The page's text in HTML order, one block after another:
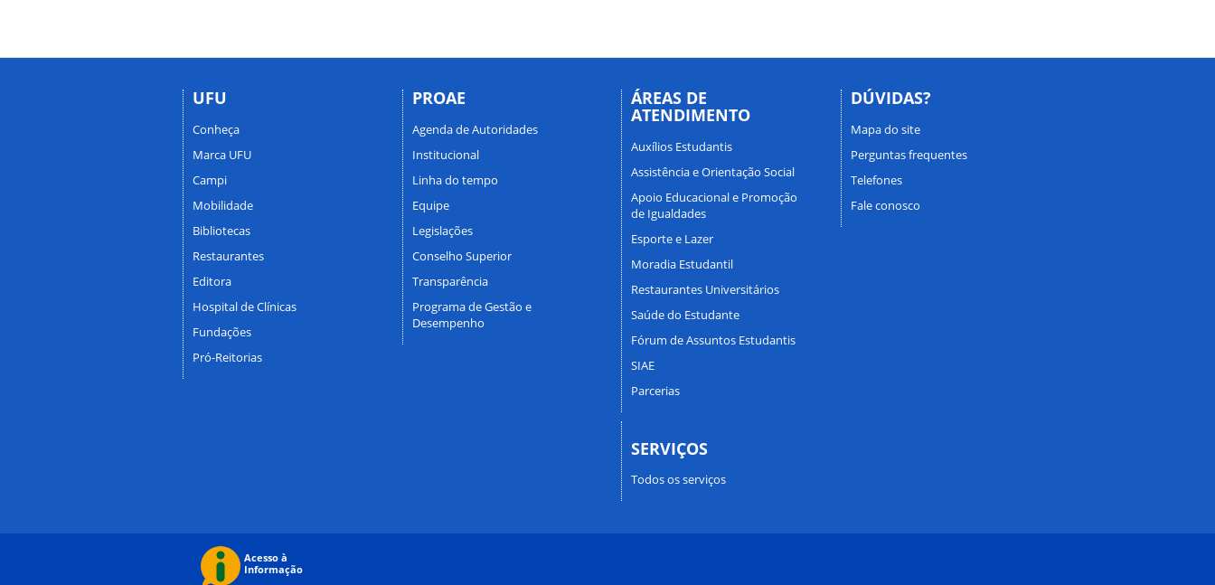
UFU
Conheça
Marca UFU
Campi
Mobilidade
Bibliotecas
Restaurantes
Editora
Hospital de Clínicas
Fundações
Pró-Reitorias
PROAE
Agenda de Autoridades
Institucional
Linha do tempo
Equipe
Legislações
Conselho Superior
Transparência
Programa de Gestão e
Desempenho
ÁREAS DE
ATENDIMENTO
Auxílios Estudantis
Assistência e Orientação Social
Apoio Educacional e Promoção
de Igualdades
Esporte e Lazer
Moradia Estudantil
Restaurantes Universitários
Saúde do Estudante
Fórum de Assuntos Estudantis
SIAE
Parcerias
SERVIÇOS
Todos os serviços
DÚVIDAS?
Mapa do site
Perguntas frequentes
Telefones
Fale conosco